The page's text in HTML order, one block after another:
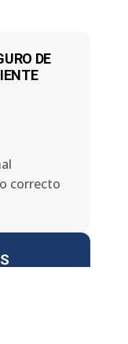
DE
correcto